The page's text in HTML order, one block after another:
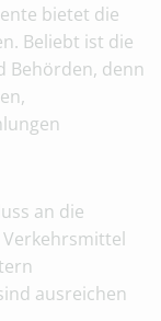
bietet die
Beliebt ist die
Behörden, denn
an die
ausreichen